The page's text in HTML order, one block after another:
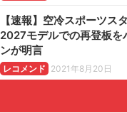
【速報】空冷スポーツス
2027モデルでの再登板を
ンが明言
レコメンド 2021年8月20日